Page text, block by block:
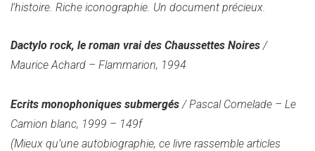
l’histoire. Riche iconographie. Un document précieux.
Dactylo rock, le roman vrai des Chaussettes Noires /
Maurice Achard – Flammarion, 1994
Ecrits monophoniques submergés / Pascal Comelade – Le
Camion blanc, 1999 – 149f
(Mieux qu’une autobiographie, ce livre rassemble articles